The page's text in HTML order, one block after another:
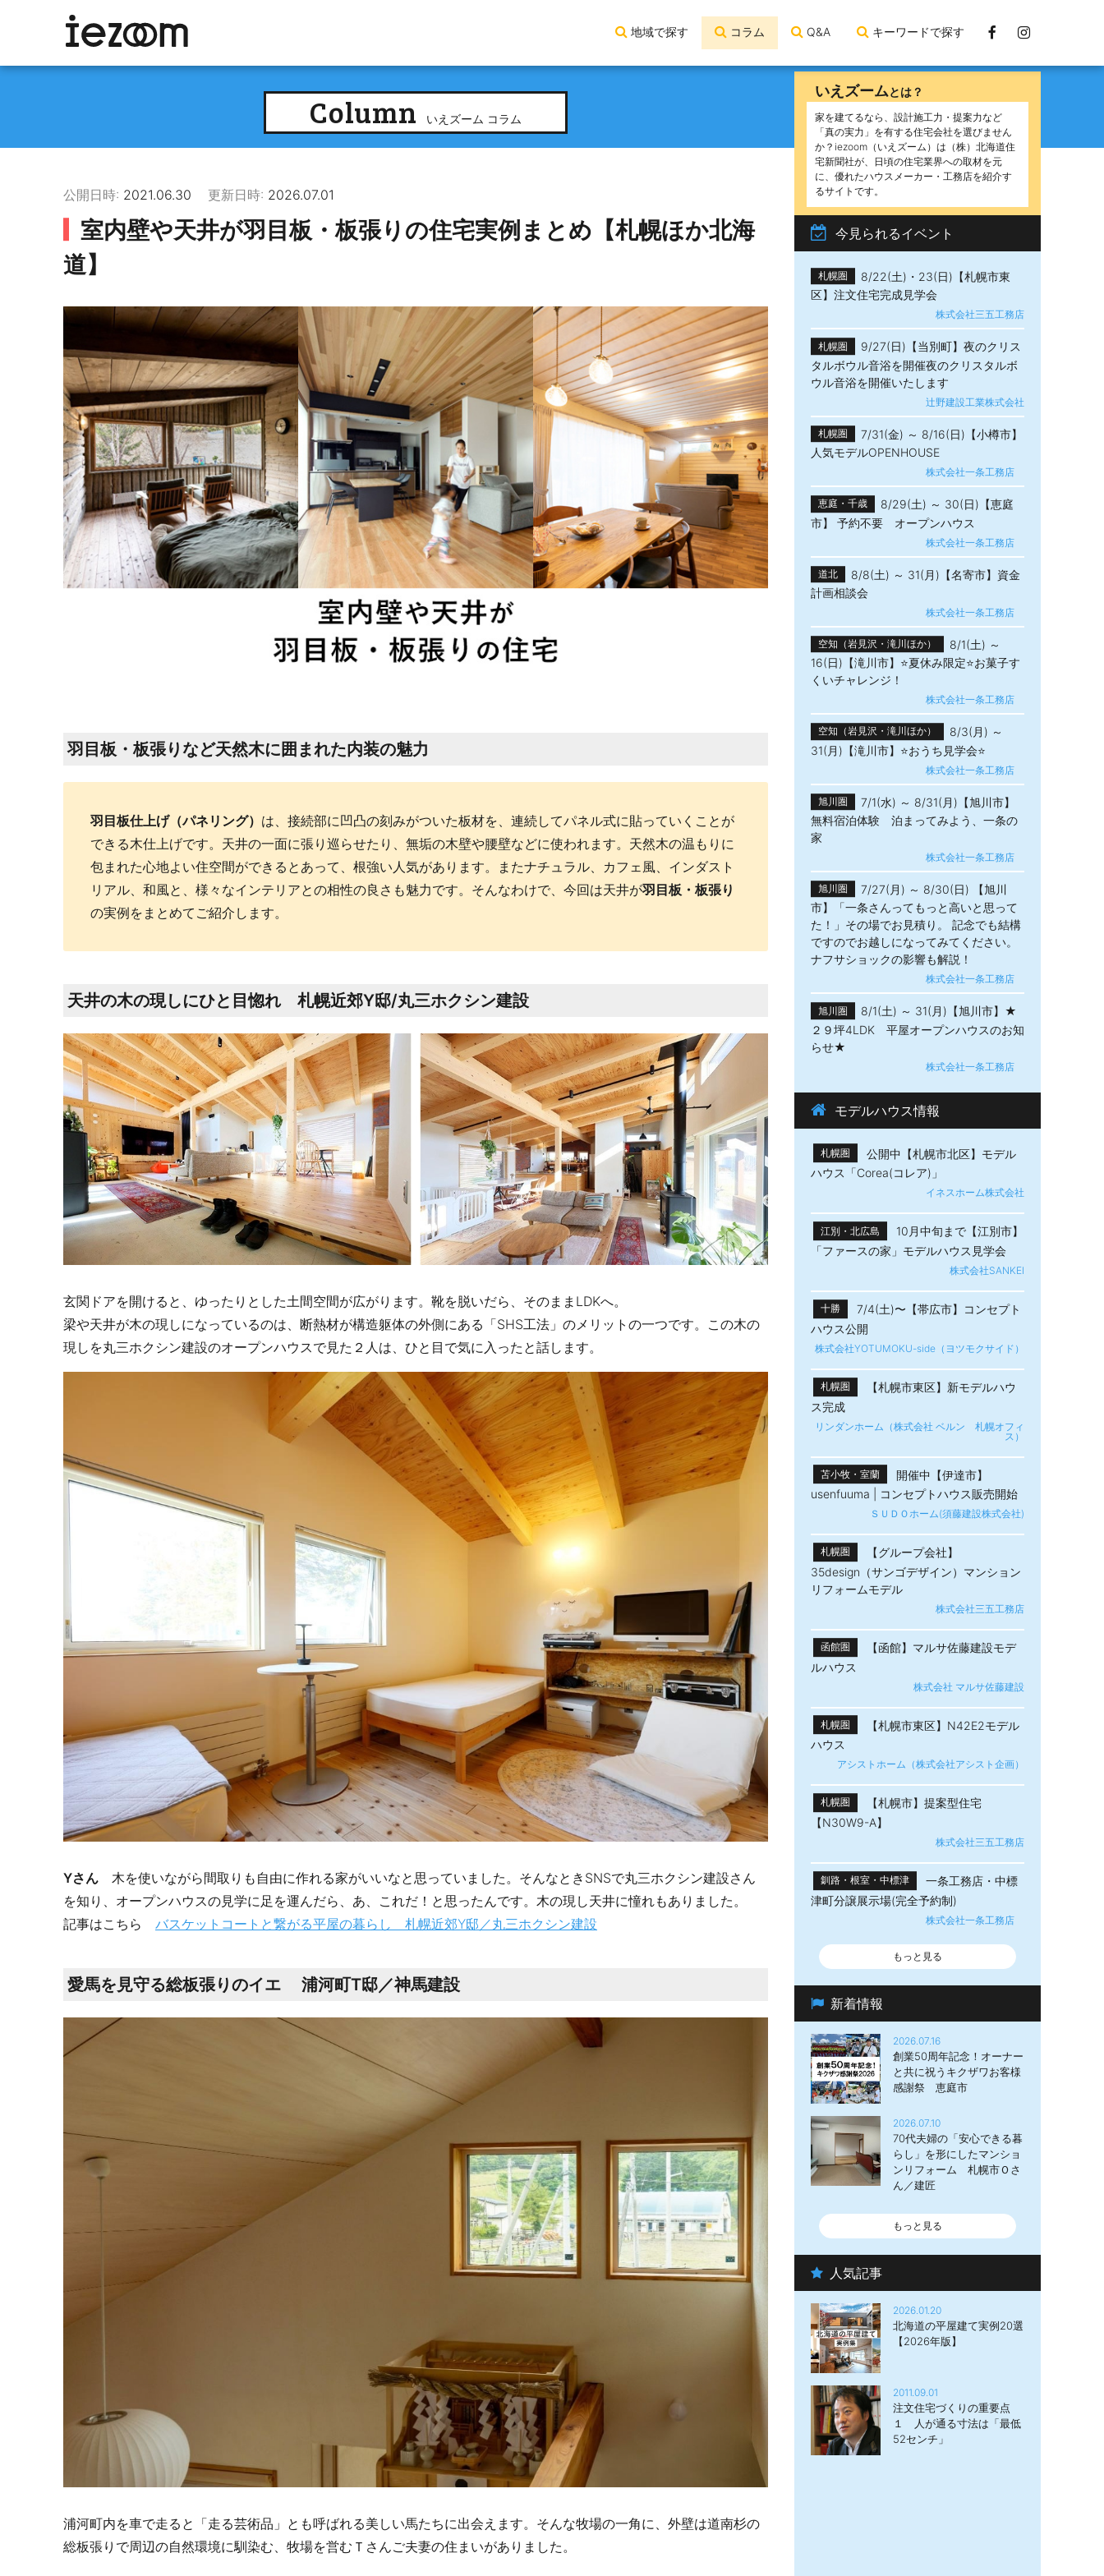
Facebook
ジ
Instagram
地域で探す コラム Q&A キーワードで探す
Column いえズーム コラム
公開日時: 2021.06.30 更新日時: 2026.07.01
室内壁や天井が羽目板・板張りの住宅実例まとめ【札幌ほか北海
道】
羽目板・板張りなど天然木に囲まれた内装の魅力
羽目板仕上げ（パネリング） は、接続部に凹凸の刻みがついた板材を、連続してパネル式に貼っていくことが
できる木仕上げです。天井の一面に張り巡らせたり、無垢の木壁や腰壁などに使われます。天然木の温もりに
包まれた心地よい住空間ができるとあって、根強い人気があります。またナチュラル、カフェ風、インダスト
リアル、和風と、様々なインテリアとの相性の良さも魅力です。そんなわけで、今回は天井が羽目板・板張り
の実例をまとめてご紹介します。
天井の木の現しにひと目惚れ 札幌近郊Y邸/丸三ホクシン建設
玄関ドアを開けると、ゆったりとした土間空間が広がります。靴を脱いだら、そのままLDKへ。
梁や天井が木の現しになっているのは、断熱材が構造躯体の外側にある「SHS工法」のメリットの一つです。この木の
現しを丸三ホクシン建設のオープンハウスで見た２人は、ひと目で気に入ったと話します。
Yさん 木を使いながら間取りも自由に作れる家がいいなと思っていました。そんなときSNSで丸三ホクシン建設さん
を知り、オープンハウスの見学に足を運んだら、あ、これだ！と思ったんです。木の現し天井に憧れもありました。
記事はこちら バスケットコートと繋がる平屋の暮らし 札幌近郊Y邸／丸三ホクシン建設
愛馬を見守る総板張りのイエ 浦河町T邸／神馬建設
浦河町内を車で走ると「走る芸術品」とも呼ばれる美しい馬たちに出会えます。そんな牧場の一角に、外壁は道南杉の
総板張りで周辺の自然環境に馴染む、牧場を営むＴさんご夫妻の住まいがありました。
いえズームとは？
家を建てるなら、設計施工力・提案力など
「真の実力」を有する住宅会社を選びません
か？iezoom（いえズーム）は（株）北海道住
宅新聞社が、日頃の住宅業界への取材を元
に、優れたハウスメーカー・工務店を紹介す
るサイトです。
今見られるイベント
札幌圏
8/22(土)・23(日)【札幌市東
区】注文住宅完成見学会
株式会社三五工務店
札幌圏
9/27(日)【当別町】夜のクリス
タルボウル音浴を開催夜のクリスタルボ
ウル音浴を開催いたします
辻野建設工業株式会社
札幌圏
7/31(金) ～ 8/16(日)【小樽市】
人気モデルOPENHOUSE
株式会社一条工務店
恵庭・千歳
8/29(土) ～ 30(日)【恵庭
市】 予約不要 オープンハウス
株式会社一条工務店
道北
8/8(土) ～ 31(月)【名寄市】資金
計画相談会
株式会社一条工務店
空知（岩見沢・滝川ほか）
8/1(土) ～
16(日)【滝川市】⭐夏休み限定⭐お菓子す
くいチャレンジ！
株式会社一条工務店
空知（岩見沢・滝川ほか）
8/3(月) ～
31(月)【滝川市】⭐おうち見学会⭐
株式会社一条工務店
旭川圏
7/1(水) ～ 8/31(月)【旭川市】
無料宿泊体験 泊まってみよう、一条の
家
株式会社一条工務店
旭川圏
7/27(月) ～ 8/30(日) 【旭川
市】「一条さんってもっと高いと思って
た！」その場でお見積り。 記念でも結構
ですのでお越しになってみてください。
ナフサショックの影響も解説！
株式会社一条工務店
旭川圏
8/1(土) ～ 31(月)【旭川市】★
２９坪4LDK 平屋オープンハウスのお知
らせ★
株式会社一条工務店
モデルハウス情報
札幌圏
公開中【札幌市北区】モデル
ハウス「Corea(コレア)」
イネスホーム株式会社
江別・北広島
10月中旬まで【江別市】
「ファースの家」モデルハウス見学会
株式会社SANKEI
十勝
7/4(土)〜【帯広市】​コンセプト
ハウス公開
株式会社YOTUMOKU-side（ヨツモクサイド）
札幌圏
【札幌市東区】新モデルハウ
ス完成
リンダンホーム（株式会社 ベルン 札幌オフィ
ス）
苫小牧・室蘭
開催中【伊達市】
usenfuuma | コンセプトハウス販売開始
ＳＵＤＯホーム(須藤建設株式会社)
札幌圏
【グループ会社】
35design（サンゴデザイン）マンション
リフォームモデル
株式会社三五工務店
函館圏
【函館】マルサ佐藤建設モデ
ルハウス
株式会社 マルサ佐藤建設
札幌圏
【札幌市東区】N42E2モデル
ハウス
アシストホーム（株式会社アシスト企画）
札幌圏
【札幌市】提案型住宅
【N30W9-A】
株式会社三五工務店
釧路・根室・中標津
一条工務店・中標
津町分譲展示場(完全予約制)
株式会社一条工務店
もっと見る
新着情報
2026.07.16
創業50周年記念！オーナー
と共に祝うキクザワお客様
感謝祭 恵庭市
2026.07.10
70代夫婦の「安心できる暮
らし」を形にしたマンショ
ンリフォーム 札幌市Ｏさ
ん／建匠
もっと見る
人気記事
2026.01.20
北海道の平屋建て実例20選
【2026年版】
2011.09.01
注文住宅づくりの重要点
１ 人が通る寸法は「最低
52センチ」